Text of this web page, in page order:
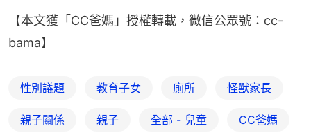
【本文獲「CC爸媽」授權轉載，微信公眾號：cc-
bama】
性別議題 教育子女 廁所 怪獸家長
親子關係 親子 全部 - 兒童 CC爸媽